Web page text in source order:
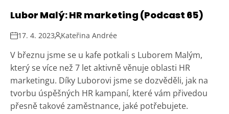
Lubor Malý: HR marketing (Podcast 65)
17. 4. 2023 Kateřina Andrée
V březnu jsme se u kafe potkali s Luborem Malým,
který se více než 7 let aktivně věnuje oblasti HR
marketingu. Díky Luborovi jsme se dozvěděli, jak na
tvorbu úspěšných HR kampaní, které vám přivedou
přesně takové zaměstnance, jaké potřebujete.